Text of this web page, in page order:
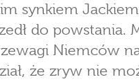
synkiem
do powstania.
Niemców
że zryw nie